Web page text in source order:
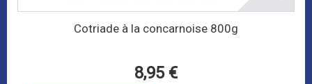
Cotriade à la concarnoise 800g
8,95 €